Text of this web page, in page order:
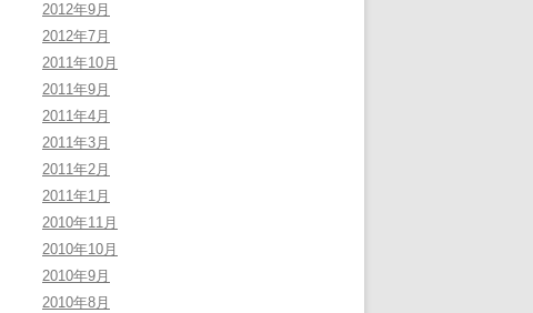
2012年9月
2012年7月
2011年10月
2011年9月
2011年4月
2011年3月
2011年2月
2011年1月
2010年11月
2010年10月
2010年9月
2010年8月